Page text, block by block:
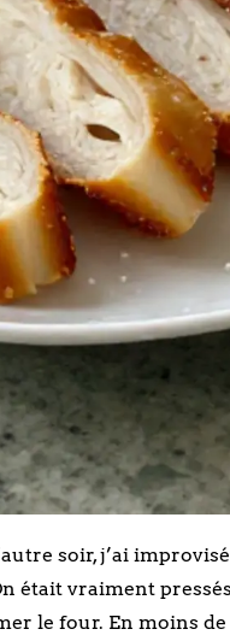
soir, j’ai
était vraiment
le four. En moins